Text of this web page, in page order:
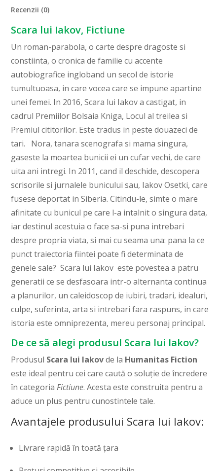
Recenzii (0)
Scara lui Iakov, Fictiune
Un roman-parabola, o carte despre dragoste si
constiinta, o cronica de familie cu accente
autobiografice ingloband un secol de istorie
tumultuoasa, in care vocea care se impune apartine
unei femei. In 2016, Scara lui Iakov a castigat, in
cadrul Premiilor Bolsaia Kniga, Locul al treilea si
Premiul cititorilor. Este tradus in peste douazeci de
tari. Nora, tanara scenografa si mama singura,
gaseste la moartea bunicii ei un cufar vechi, de care
uita ani intregi. In 2011, cand il deschide, descopera
scrisorile si jurnalele bunicului sau, Iakov Osetki, care
fusese deportat in Siberia. Citindu-le, simte o mare
afinitate cu bunicul pe care l-a intalnit o singura data,
iar destinul acestuia o face sa-si puna intrebari
despre propria viata, si mai cu seama una: pana la ce
punct traiectoria fiintei poate fi determinata de
genele sale? Scara lui Iakov este povestea a patru
generatii ce se desfasoara intr-o alternanta continua
a planurilor, un caleidoscop de iubiri, tradari, idealuri,
culpe, suferinta, arta si intrebari fara raspuns, in care
istoria este omniprezenta, mereu personaj principal.
De ce să alegi produsul Scara lui Iakov?
Produsul Scara lui Iakovde la Humanitas Fiction
este ideal pentru cei care caută o soluție de încredere
în categoriaFictiune. Acesta este construita pentru a
aduce un plus pentru cunostintele tale.
Avantajele produsului Scara lui Iakov:
Livrare rapidă în toată țara